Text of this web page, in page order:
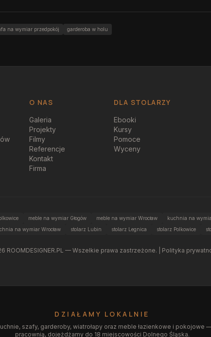
na wymiar przedpokój garderoba w holu
O NAS
Galeria
Projekty
Filmy
Referencje
Kontakt
Firma
DLA STOLARZY
Ebooki
Kursy
Pomoce
Wyceny
meble na wymiar Głogów meble na wymiar Wrocław kuchnia na
na wymiar Wrocław stolarz Lubin stolarz Legnica stolarz Polkowice
ROOMDESIGNER.PL — Wszelkie prawa zastrzeżone. | Polityka
DZIAŁAMY LOKALNIE
szafy, garderoby, wiatrołapy oraz meble łazienkowe i pokojowe
pracownią, dojeżdżamy do 18 miejscowości Dolnego Śląska.